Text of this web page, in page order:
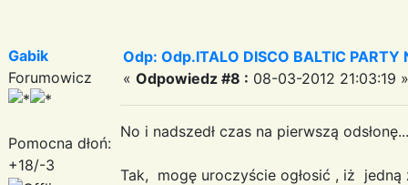
Gabik
Forumowicz
Pomocna dłoń:
+18/-3
Odp: Odp.ITALO DISCO BALTIC PARTY
« Odpowiedz #8 : 08-03-2012 21:03:19 »
No i nadszedł czas na pierwszą
Tak, mogę uroczyście ogłosić , iż